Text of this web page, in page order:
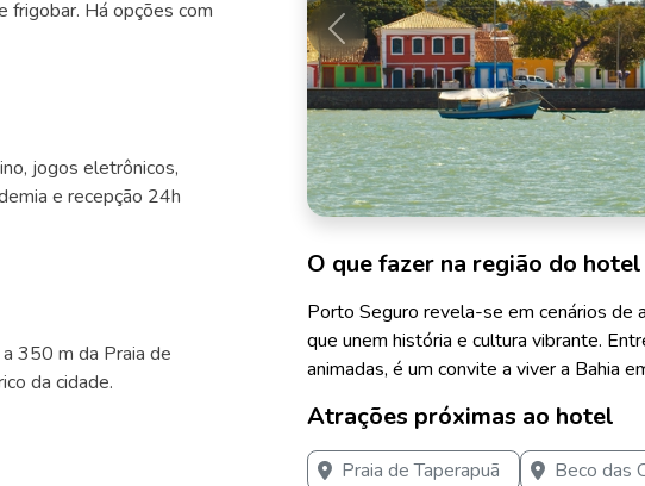
frigobar. Há opções com
jogos eletrônicos,
e recepção 24h
350 m da Praia de
da cidade.
O que fazer na região do hotel
Anterior
Porto Seguro revela-se em cenários de
que unem história e cultura vibrante.
animadas, é um convite a viver a Bahia
Atrações próximas ao hotel
Praia de Taperapuã Beco das